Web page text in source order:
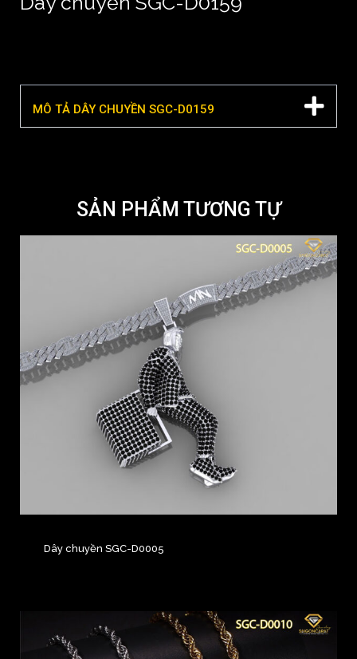
MÔ TẢ DÂY CHUYỀN SGC-D0159
SẢN PHẨM TƯƠNG TỰ
Dây chuyền SGC-D0005